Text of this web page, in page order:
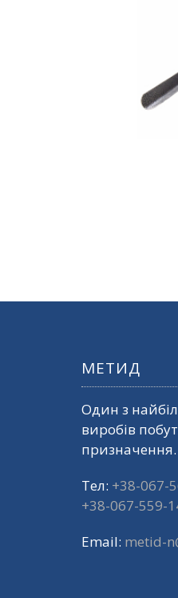
МЕТИД
Один з
виробів
призначення.
Тел: +38-067-
+38-067-559-
Email: metid-